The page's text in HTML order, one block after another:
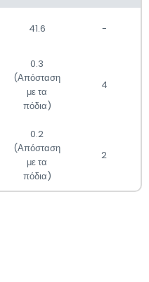
41.6 -
0.3
(Απόσταση
με τα
πόδια)
4
0.2
(Απόσταση
με τα
πόδια)
2